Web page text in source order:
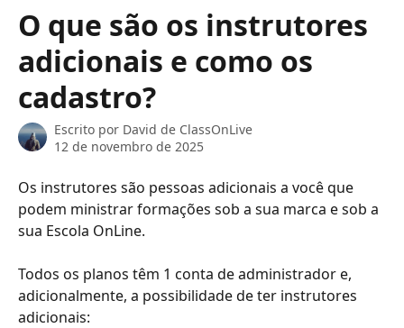
O que são os instrutores
adicionais e como os
cadastro?
Escrito por David de ClassOnLive
12 de novembro de 2025
Os instrutores são pessoas adicionais a você que
podem ministrar formações sob a sua marca e sob a
sua Escola OnLine.
Todos os planos têm 1 conta de administrador e,
adicionalmente, a possibilidade de ter instrutores
adicionais: